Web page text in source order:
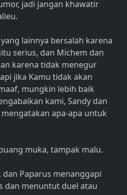
jadi jangan khawatir
lainnya bersalah karena
serius, dan Michem dan
karena tidak menegur
jika Kamu tidak akan
mungkin lebih baik
kami, Sandy dan
apa-apa untuk
muka, tampak malu.
dan Paparus menanggapi
dan menuntut duel atau